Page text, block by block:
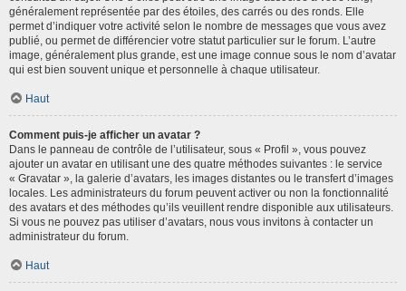
généralement représentée par des étoiles, des carrés ou des ronds. Elle
permet d’indiquer votre activité selon le nombre de messages que vous avez
publié, ou permet de différencier votre statut particulier sur le forum. L’autre
image, généralement plus grande, est une image connue sous le nom d’avatar
qui est bien souvent unique et personnelle à chaque utilisateur.
Haut
Comment puis-je afficher un avatar ?
Dans le panneau de contrôle de l’utilisateur, sous « Profil », vous pouvez
ajouter un avatar en utilisant une des quatre méthodes suivantes : le service
« Gravatar », la galerie d’avatars, les images distantes ou le transfert d’images
locales. Les administrateurs du forum peuvent activer ou non la fonctionnalité
des avatars et des méthodes qu’ils veuillent rendre disponible aux utilisateurs.
Si vous ne pouvez pas utiliser d’avatars, nous vous invitons à contacter un
administrateur du forum.
Haut